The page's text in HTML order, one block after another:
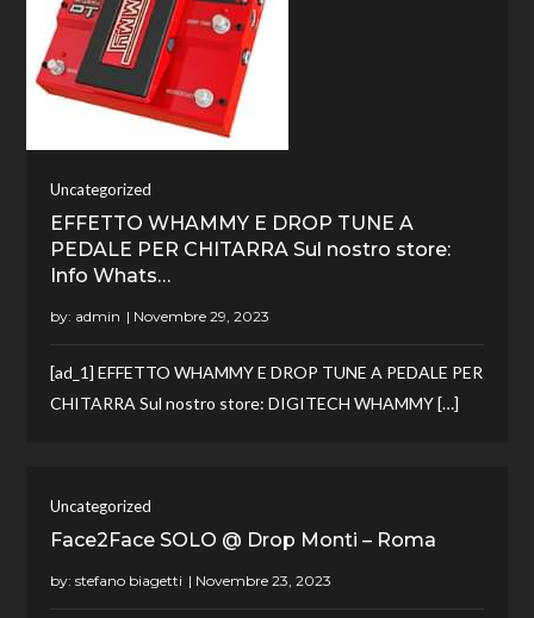
Uncategorized
EFFETTO WHAMMY E DROP TUNE A
PEDALE PER CHITARRA Sul nostro store:
Info Whats…
by: admin
[ad_1] EFFETTO WHAMMY E DROP TUNE A PEDALE PER
CHITARRA Sul nostro store: DIGITECH WHAMMY […]
Uncategorized
Face2Face SOLO @ Drop Monti – Roma
by:stefano biagetti